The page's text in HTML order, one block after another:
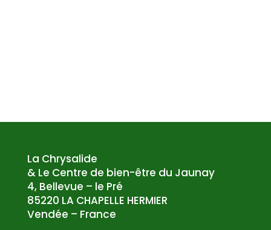
La Chrysalide
& Le Centre de bien-être du Jaunay
4, Bellevue – le Pré
85220 LA CHAPELLE HERMIER
Vendée – France